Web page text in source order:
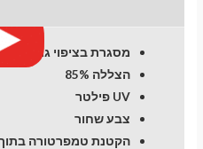
מסגרת בציפוי גומי
הצללה 85%
UV פילטר
צבע שחור
הקטנת טמפרטורה בתוך